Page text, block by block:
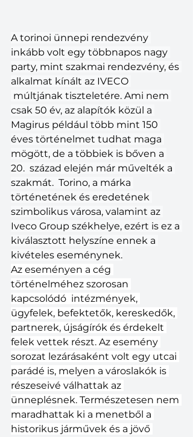
A torinoi ünnepi rendezvény
inkább volt egy többnapos nagy
party, mint szakmai rendezvény, és
alkalmat kínált az IVECO
múltjának tiszteletére. Ami nem
csak 50 év, az alapítók közül a
Magirus például több mint 150
éves történelmet tudhat maga
mögött, de a többiek is bőven a
20.  század elején már művelték a
szakmát.  Torino, a márka
történetének és eredetének
szimbolikus városa, valamint az
Iveco Group székhelye, ezért is ez a
kiválasztott helyszíne ennek a
kivételes eseménynek.
Az eseményen a cég
történelméhez szorosan
kapcsolódó  intézmények,
ügyfelek, befektetők, kereskedők,
partnerek, újságírók és érdekelt
felek vettek részt. Az esemény
sorozat lezárásaként volt egy utcai
parádé is, melyen a városlakók is
részeseivé válhattak az
ünneplésnek. Természetesen nem
maradhattak ki a menetből a
historikus járművek és a jövő